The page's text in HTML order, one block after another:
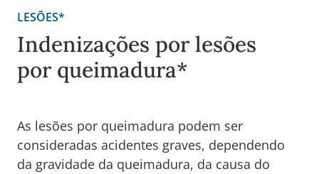
LESÕES*
Indenizações por lesões
por queimadura*
As lesões por queimadura podem ser
consideradas acidentes graves, dependendo
da gravidade da queimadura, da causa do